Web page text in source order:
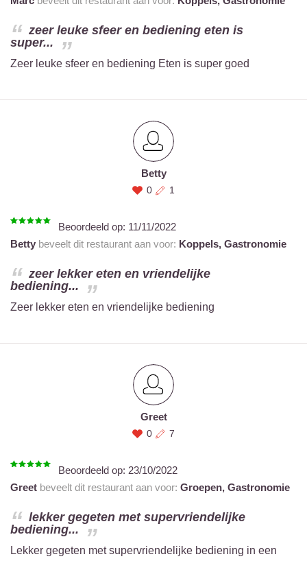
zeer leuke sfeer en bediening eten is
super...
Zeer leuke sfeer en bediening Eten is super goed
Betty
0 1
Beoordeeld op: 11/11/2022
Betty beveelt dit restaurant aan voor: Koppels, Gastronomie
zeer lekker eten en vriendelijke
bediening...
Zeer lekker eten en vriendelijke bediening
Greet
0 7
Beoordeeld op: 23/10/2022
Greet beveelt dit restaurant aan voor: Groepen, Gastronomie
lekker gegeten met supervriendelijke
bediening...
Lekker gegeten met supervriendelijke bediening in een